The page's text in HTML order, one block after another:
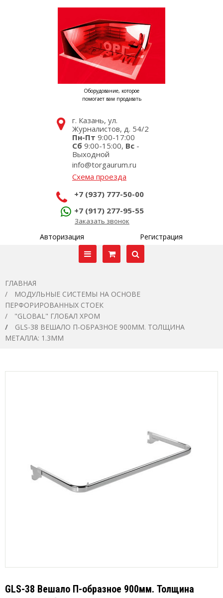
Оборудование, которое
помогает вам продавать
г. Казань, ул.
Журналистов, д. 54/2
Пн-Пт 9:00-17:00
Сб 9:00-15:00, Вс -
Выходной
info@torgaurum.ru
Схема проезда
+7 (937) 777-50-00
+7 (917) 277-95-55
Заказать звонок
Авторизация Регистрация
ГЛАВНАЯ
МОДУЛЬНЫЕ СИСТЕМЫ НА ОСНОВЕ
ПЕРФОРИРОВАННЫХ СТОЕК
"GLOBAL" ГЛОБАЛ ХРОМ
GLS-38 ВЕШАЛО П-ОБРАЗНОЕ 900ММ. ТОЛЩИНА
МЕТАЛЛА: 1.3ММ
GLS-38 Вешало П-образное 900мм. Толщина